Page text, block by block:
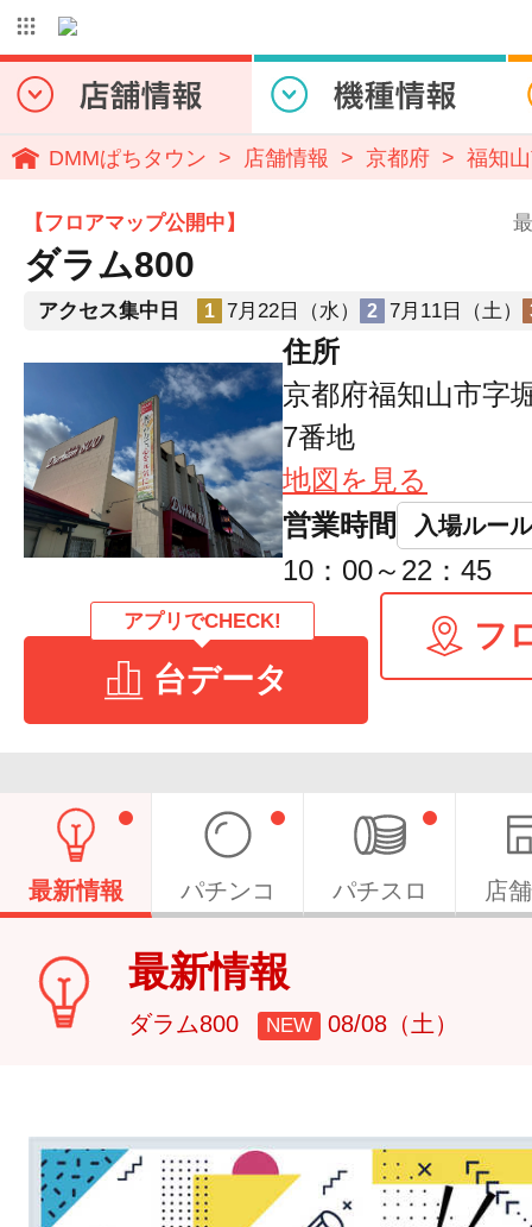
DMMぱちタウン 店舗情報 京都府 福知
【フロアマップ公開中】
ダラム800
アクセス集中日 1 7月22日（水） 2 7月11日（土）
住所
京都府福知山市字
7番地
地図を見る
営業時間
入場ルール
10：00～22：45
アプリでCHECK!
台データ
フ
最新情報 パチンコ パチスロ 店
最新情報
ダラム800 NEW 08/08（土）